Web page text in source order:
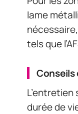
lame
tels que
Conseils
durée de